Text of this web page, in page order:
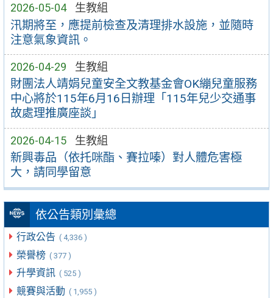
2026-05-04 生教組
汛期將至，應提前檢查及清理排水設施，並隨時
注意氣象資訊。
2026-04-29 生教組
財團法人靖娟兒童安全文教基金會OK繃兒童服務
中心將於115年6月16日辦理「115年兒少交通事
故處理推廣座談」
2026-04-15 生教組
新興毒品（依托咪酯、賽拉嗪）對人體危害極
大，請同學留意
依公告類別彙總
行政公告 ( 4,336 )
榮譽榜 ( 377 )
升學資訊 ( 525 )
競賽與活動 ( 1,955 )